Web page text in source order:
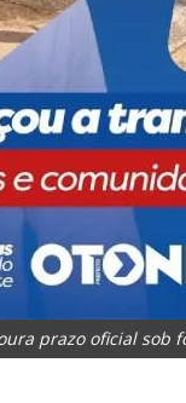
prazo oficial sob